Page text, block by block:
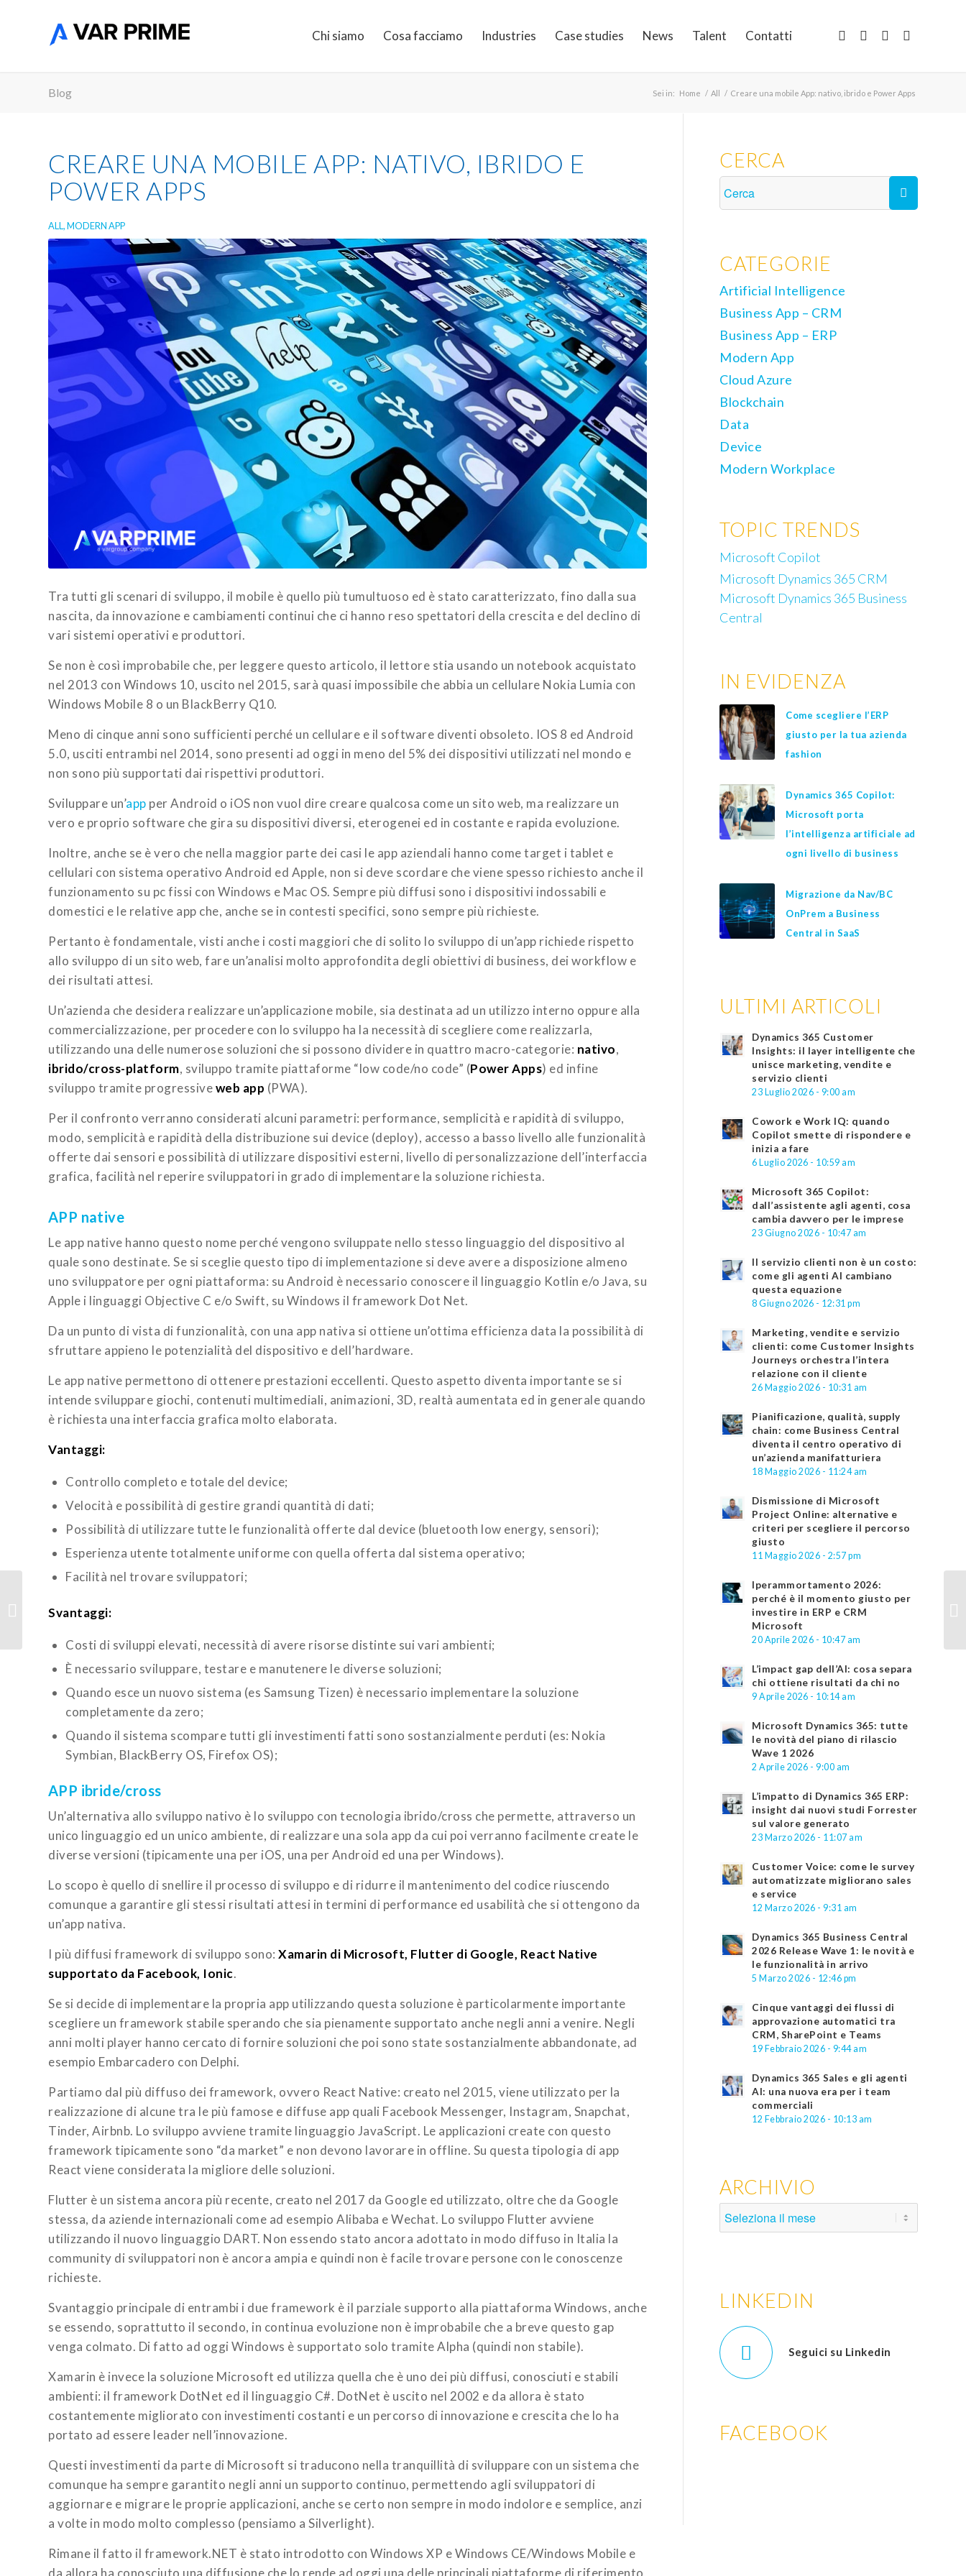
Chi siamo Cosa facciamo Industries Case studies News Talent Contatti
Blog Sei in: Home / All / Creare una mobile App: nativo, ibrido e Power Apps
CREARE UNA MOBILE APP: NATIVO, IBRIDO E
POWER APPS
ALL,MODERN APP
Tra tutti gli scenari di sviluppo, il mobile è quello più tumultuoso ed è stato caratterizzato, fino dalla sua
nascita, da innovazione e cambiamenti continui che ci hanno reso spettatori della crescita e del declino di
vari sistemi operativi e produttori.
Se non è così improbabile che, per leggere questo articolo, il lettore stia usando un notebook acquistato
nel 2013 con Windows 10, uscito nel 2015, sarà quasi impossibile che abbia un cellulare Nokia Lumia con
Windows Mobile 8 o un BlackBerry Q10.
Meno di cinque anni sono sufficienti perché un cellulare e il software diventi obsoleto. IOS 8 ed Android
5.0, usciti entrambi nel 2014, sono presenti ad oggi in meno del 5% dei dispositivi utilizzati nel mondo e
non sono più supportati dai rispettivi produttori.
Sviluppare un’app per Android o iOS non vuol dire creare qualcosa come un sito web, ma realizzare un
vero e proprio software che gira su dispositivi diversi, eterogenei ed in costante e rapida evoluzione.
Inoltre, anche se è vero che nella maggior parte dei casi le app aziendali hanno come target i tablet e
cellulari con sistema operativo Android ed Apple, non si deve scordare che viene spesso richiesto anche il
funzionamento su pc fissi con Windows e Mac OS. Sempre più diffusi sono i dispositivi indossabili e
domestici e le relative app che, anche se in contesti specifici, sono sempre più richieste.
Pertanto è fondamentale, visti anche i costi maggiori che di solito lo sviluppo di un’app richiede rispetto
allo sviluppo di un sito web, fare un’analisi molto approfondita degli obiettivi di business, dei workflow e
dei risultati attesi.
Un’azienda che desidera realizzare un’applicazione mobile, sia destinata ad un utilizzo interno oppure alla
commercializzazione, per procedere con lo sviluppo ha la necessità di scegliere come realizzarla,
utilizzando una delle numerose soluzioni che si possono dividere in quattro macro-categorie: nativo,
ibrido/cross-platform, sviluppo tramite piattaforme “low code/no code” (Power Apps) ed infine
sviluppo tramite progressiveweb app (PWA).
Per il confronto verranno considerati alcuni parametri: performance, semplicità e rapidità di sviluppo,
modo, semplicità e rapidità della distribuzione sui device (deploy), accesso a basso livello alle funzionalità
offerte dai sensori e possibilità di utilizzare dispositivi esterni, livello di personalizzazione dell’interfaccia
grafica, facilità nel reperire sviluppatori in grado di implementare la soluzione richiesta.
APP native
Le app native hanno questo nome perché vengono sviluppate nello stesso linguaggio del dispositivo al
quale sono destinate. Se si sceglie questo tipo di implementazione si deve avere a disposizione almeno
uno sviluppatore per ogni piattaforma: su Android è necessario conoscere il linguaggio Kotlin e/o Java, su
Apple i linguaggi Objective C e/o Swift, su Windows il framework Dot Net.
Da un punto di vista di funzionalità, con una app nativa si ottiene un’ottima efficienza data la possibilità di
sfruttare appieno le potenzialità del dispositivo e dell’hardware.
Le app native permettono di ottenere prestazioni eccellenti. Questo aspetto diventa importante se si
intende sviluppare giochi, contenuti multimediali, animazioni, 3D, realtà aumentata ed in generale quando
è richiesta una interfaccia grafica molto elaborata.
Vantaggi:
Controllo completo e totale del device;
Velocità e possibilità di gestire grandi quantità di dati;
Possibilità di utilizzare tutte le funzionalità offerte dal device (bluetooth low energy, sensori);
Esperienza utente totalmente uniforme con quella offerta dal sistema operativo;
Facilità nel trovare sviluppatori;
Svantaggi:
Costi di sviluppi elevati, necessità di avere risorse distinte sui vari ambienti;
È necessario sviluppare, testare e manutenere le diverse soluzioni;
Quando esce un nuovo sistema (es Samsung Tizen) è necessario implementare la soluzione
completamente da zero;
Quando il sistema scompare tutti gli investimenti fatti sono sostanzialmente perduti (es: Nokia
Symbian, BlackBerry OS, Firefox OS);
APP ibride/cross
Un’alternativa allo sviluppo nativo è lo sviluppo con tecnologia ibrido/cross che permette, attraverso un
unico linguaggio ed un unico ambiente, di realizzare una sola app da cui poi verranno facilmente create le
diverse versioni (tipicamente una per iOS, una per Android ed una per Windows).
Lo scopo è quello di snellire il processo di sviluppo e di ridurre il mantenimento del codice riuscendo
comunque a garantire gli stessi risultati attesi in termini di performance ed usabilità che si ottengono da
un’app nativa.
I più diffusi framework di sviluppo sono: Xamarin di Microsoft, Flutter di Google, React Native
supportato da Facebook, Ionic.
Se si decide di implementare la propria app utilizzando questa soluzione è particolarmente importante
scegliere un framework stabile sperando che sia pienamente supportato anche negli anni a venire. Negli
anni molti player hanno cercato di fornire soluzioni che poi sono state sostanzialmente abbandonate, ad
esempio Embarcadero con Delphi.
Partiamo dal più diffuso dei framework, ovvero React Native: creato nel 2015, viene utilizzato per la
realizzazione di alcune tra le più famose e diffuse app quali Facebook Messenger, Instagram, Snapchat,
Tinder, Airbnb. Lo sviluppo avviene tramite linguaggio JavaScript. Le applicazioni create con questo
framework tipicamente sono “da market” e non devono lavorare in offline. Su questa tipologia di app
React viene considerata la migliore delle soluzioni.
Flutter è un sistema ancora più recente, creato nel 2017 da Google ed utilizzato, oltre che da Google
stessa, da aziende internazionali come ad esempio Alibaba e Wechat. Lo sviluppo Flutter avviene
utilizzando il nuovo linguaggio DART. Non essendo stato ancora adottato in modo diffuso in Italia la
community di sviluppatori non è ancora ampia e quindi non è facile trovare persone con le conoscenze
richieste.
Svantaggio principale di entrambi i due framework è il parziale supporto alla piattaforma Windows, anche
se essendo, soprattutto il secondo, in continua evoluzione non è improbabile che a breve questo gap
venga colmato. Di fatto ad oggi Windows è supportato solo tramite Alpha (quindi non stabile).
Xamarin è invece la soluzione Microsoft ed utilizza quella che è uno dei più diffusi, conosciuti e stabili
ambienti: il framework DotNet ed il linguaggio C#. DotNet è uscito nel 2002 e da allora è stato
costantemente migliorato con investimenti costanti e un percorso di innovazione e crescita che lo ha
portato ad essere leader nell’innovazione.
Questi investimenti da parte di Microsoft si traducono nella tranquillità di sviluppare con un sistema che
comunque ha sempre garantito negli anni un supporto continuo, permettendo agli sviluppatori di
aggiornare e migrare le proprie applicazioni, anche se certo non sempre in modo indolore e semplice, anzi
a volte in modo molto complesso (pensiamo a Silverlight).
Rimane il fatto il framework.NET è stato introdotto con Windows XP e Windows CE/Windows Mobile e
da allora ha conosciuto una diffusione che lo rende ad oggi una delle principali piattaforme di riferimento
CERCA
CATEGORIE
Artificial Intelligence
Business App – CRM
Business App – ERP
Modern App
Cloud Azure
Blockchain
Data
Device
Modern Workplace
TOPIC TRENDS
Microsoft Copilot
Microsoft Dynamics 365 CRM
Microsoft Dynamics 365 Business
Central
IN EVIDENZA
Come scegliere l’ERP
giusto per la tua azienda
fashion
Dynamics 365 Copilot:
Microsoft porta
l’intelligenza artificiale ad
ogni livello di business
Migrazione da Nav/BC
OnPrem a Business
Central in SaaS
ULTIMI ARTICOLI
Dynamics 365 Customer
Insights: il layer intelligente che
unisce marketing, vendite e
servizio clienti
23 Luglio 2026 - 9:00 am
Cowork e Work IQ: quando
Copilot smette di rispondere e
inizia a fare
6 Luglio 2026 - 10:59 am
Microsoft 365 Copilot:
dall’assistente agli agenti, cosa
cambia davvero per le imprese
23 Giugno 2026 - 10:47 am
Il servizio clienti non è un costo:
come gli agenti AI cambiano
questa equazione
8 Giugno 2026 - 12:31 pm
Marketing, vendite e servizio
clienti: come Customer Insights
Journeys orchestra l’intera
relazione con il cliente
26 Maggio 2026 - 10:31 am
Pianificazione, qualità, supply
chain: come Business Central
diventa il centro operativo di
un’azienda manifatturiera
18 Maggio 2026 - 11:24 am
Dismissione di Microsoft
Project Online: alternative e
criteri per scegliere il percorso
giusto
11 Maggio 2026 - 2:57 pm
Iperammortamento 2026:
perché è il momento giusto per
investire in ERP e CRM
Microsoft
20 Aprile 2026 - 10:47 am
L’impact gap dell’AI: cosa separa
chi ottiene risultati da chi no
9 Aprile 2026 - 10:14 am
Microsoft Dynamics 365: tutte
le novità del piano di rilascio
Wave 1 2026
2 Aprile 2026 - 9:00 am
L’impatto di Dynamics 365 ERP:
insight dai nuovi studi Forrester
sul valore generato
23 Marzo 2026 - 11:07 am
Customer Voice: come le survey
automatizzate migliorano sales
e service
12 Marzo 2026 - 9:31 am
Dynamics 365 Business Central
2026 Release Wave 1: le novità e
le funzionalità in arrivo
5 Marzo 2026 - 12:46 pm
Cinque vantaggi dei flussi di
approvazione automatici tra
CRM, SharePoint e Teams
19 Febbraio 2026 - 9:44 am
Dynamics 365 Sales e gli agenti
AI: una nuova era per i team
commerciali
12 Febbraio 2026 - 10:13 am
ARCHIVIO
LINKEDIN
Seguici su Linkedin
FACEBOOK
Process Automation nei